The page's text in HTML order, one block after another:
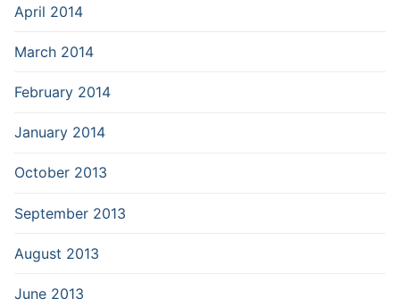
April 2014
March 2014
February 2014
January 2014
October 2013
September 2013
August 2013
June 2013